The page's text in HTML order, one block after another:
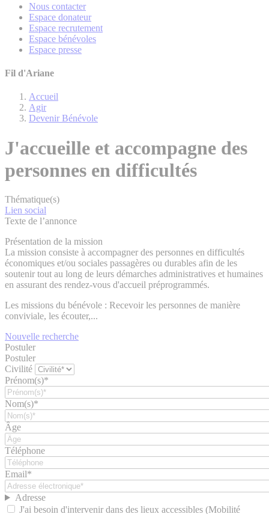
Nous contacter
Espace donateur
Espace recrutement
Espace bénévoles
Espace presse
Fil d'Ariane
Accueil
Agir
Devenir Bénévole
J'accueille et accompagne des
personnes en difficultés
Thématique(s)
Lien social
Texte de l’annonce
Présentation de la mission
La mission consiste à accompagner des personnes en difficultés
économiques et/ou sociales passagères ou durables afin de les
soutenir tout au long de leurs démarches administratives et humaines
en assurant des rendez-vous d'accueil préprogrammés.
Les missions du bénévole : Recevoir les personnes de manière
conviviale, les écouter,...
Nouvelle recherche
Postuler
Postuler
Civilité
Prénom(s)*
Nom(s)*
Âge
Téléphone
Email*
Adresse
J'ai besoin d'intervenir dans des lieux accessibles (Mobilité